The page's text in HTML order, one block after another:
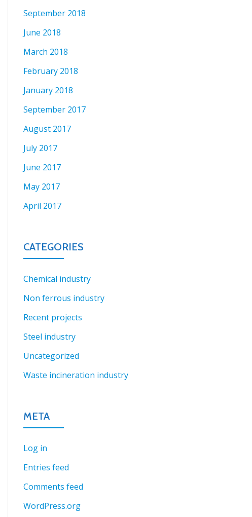
September 2018
June 2018
March 2018
February 2018
January 2018
September 2017
August 2017
July 2017
June 2017
May 2017
April 2017
CATEGORIES
Chemical industry
Non ferrous industry
Recent projects
Steel industry
Uncategorized
Waste incineration industry
META
Log in
Entries feed
Comments feed
WordPress.org